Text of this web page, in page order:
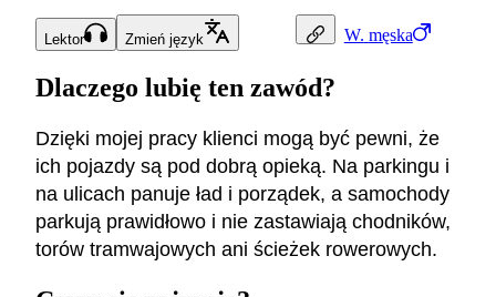
W. męska
Lektor Zmień język
Dlaczego lubię ten zawód?
Dzięki mojej pracy klienci mogą być pewni, że
ich pojazdy są pod dobrą opieką. Na parkingu i
na ulicach panuje ład i porządek, a samochody
parkują prawidłowo i nie zastawiają chodników,
torów tramwajowych ani ścieżek rowerowych.